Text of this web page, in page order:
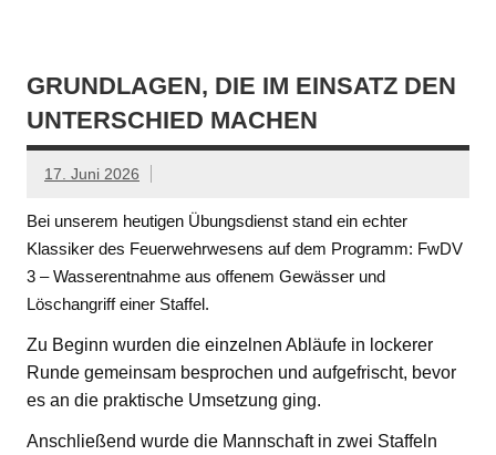
GRUNDLAGEN, DIE IM EINSATZ DEN
UNTERSCHIED MACHEN
17. Juni 2026
Bei unserem heutigen Übungsdienst stand ein echter
Klassiker des Feuerwehrwesens auf dem Programm: FwDV
3 – Wasserentnahme aus offenem Gewässer und
Löschangriff einer Staffel.
Zu Beginn wurden die einzelnen Abläufe in lockerer
Runde gemeinsam besprochen und aufgefrischt, bevor
es an die praktische Umsetzung ging.
Anschließend wurde die Mannschaft in zwei Staffeln